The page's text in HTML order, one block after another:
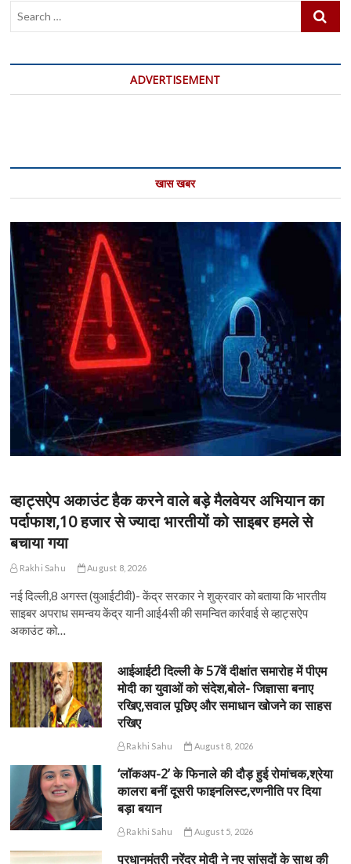
टीकाकरण
करेगा
Search
ADVERTISEMENT
खास खबर
व्हाट्सऐप अकाउंट हैक करने वाले बड़े मैलवेयर अभियान का
पर्दाफाश,10 हजार से ज्यादा भारतीयों को साइबर हमले से
बचाया गया
Rakhi Sahu August 8, 2026
नई दिल्ली,8 अगस्त (युआईटीवी)- केंद्र सरकार ने शुक्रवार को बताया कि भारतीय
साइबर अपराध समन्वय केंद्र यानी आई4सी की समन्वित कार्रवाई से व्हाट्सऐप
अकाउंट को…
आईआईटी दिल्ली के 57वें दीक्षांत समारोह में पीएम
मोदी का युवाओं को संदेश,बोले- जिज्ञासा बनाए
रखिए,सवाल पूछिए और समाधान खोजने का साहस
रखिए
Rakhi Sahu August 8, 2026
‘लॉकअप-2’ के फिनाले की दौड़ हुई रोमांचक,श्रेया
कालरा बनीं दूसरी फाइनलिस्ट,रणनीति पर दिया
बड़ा बयान
Rakhi Sahu August 5, 2026
प्रधानमंत्री नरेंद्र मोदी ने नए सांसदों के साथ की